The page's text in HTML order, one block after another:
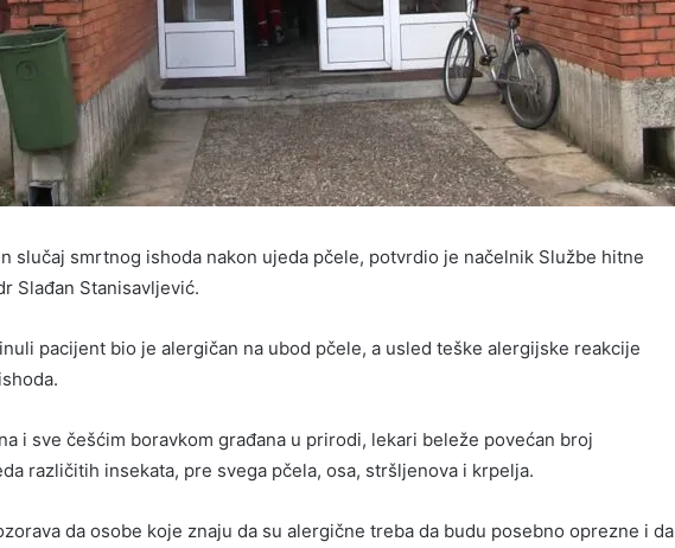
slučaj smrtnog ishoda nakon ujeda pčele, potvrdio je načelnik Službe hitne
Slađan Stanisavljević.
pacijent bio je alergičan na ubod pčele, a usled teške alergijske reakcije
i sve češćim boravkom građana u prirodi, lekari beleže povećan broj
različitih insekata, pre svega pčela, osa, stršljenova i krpelja.
da osobe koje znaju da su alergične treba da budu posebno oprezne i da